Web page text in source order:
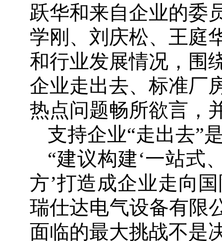
跃华和来自企业的委
学刚、刘庆松、王庭
和行业发展情况，围
企业走出去、标准厂
热点问题畅所欲言，
支持企业“走出去”
“建议构建‘一站式
方’打造成企业走向
瑞仕达电气设备有限
面临的最大挑战不是